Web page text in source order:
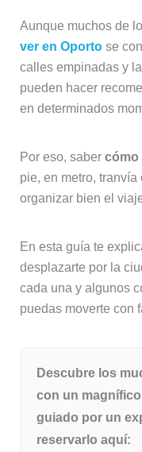
Aunque muchos de
ver en Oportose
calles empinadas y
pueden hacer
en determinados
Por eso, saber cómo
pie, en metro,
organizar bien el
En esta guía te
desplazarte por la
cada una y algunos
puedas moverte con
Descubre los
con un
guiado por un
reservarlo aquí: